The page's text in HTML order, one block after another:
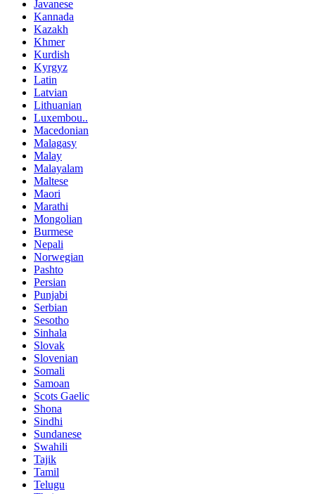
Javanese
Kannada
Kazakh
Khmer
Kurdish
Kyrgyz
Latin
Latvian
Lithuanian
Luxembou..
Macedonian
Malagasy
Malay
Malayalam
Maltese
Maori
Marathi
Mongolian
Burmese
Nepali
Norwegian
Pashto
Persian
Punjabi
Serbian
Sesotho
Sinhala
Slovak
Slovenian
Somali
Samoan
Scots Gaelic
Shona
Sindhi
Sundanese
Swahili
Tajik
Tamil
Telugu